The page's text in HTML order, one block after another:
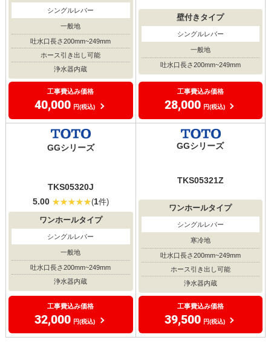
シングルレバー
一般地
吐水口長さ200mm~249mm
ホース引き出し可能
浄水器内蔵
工事費込み価格
40,000 円(税込)
壁付きタイプ
シングルレバー
一般地
吐水口長さ200mm~249mm
工事費込み価格
28,000 円(税込)
GGシリーズ
TKS05320J
5.00
(1件)
ワンホールタイプ
シングルレバー
一般地
吐水口長さ200mm~249mm
浄水器内蔵
工事費込み価格
32,000 円(税込)
GGシリーズ
TKS05321Z
ワンホールタイプ
シングルレバー
寒冷地
吐水口長さ200mm~249mm
ホース引き出し可能
浄水器内蔵
工事費込み価格
39,500 円(税込)